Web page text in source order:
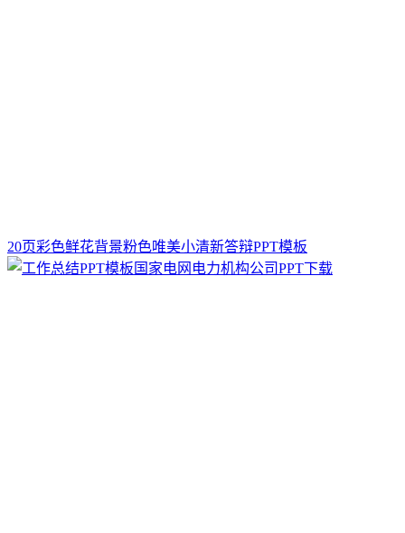
20页彩色鲜花背景粉色唯美小清新答辩PPT模板